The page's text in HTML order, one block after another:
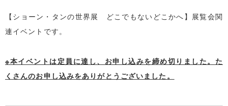
【ショーン・タンの世界展 どこでもないどこかへ】展覧会関
連イベントです。
※本イベントは定員に達し、お申し込みを締め切りました。 た
くさんのお申し込みをありがとうございました。